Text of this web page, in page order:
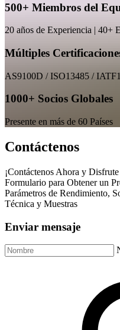
500+ Miembros del
20 años de Experiencia | 40+
Múltiples
AS9100D / ISO13485 /
1000+ Socios Globales
Presente en más de 60 Países
Contáctenos
¡Contáctenos Ahora y
Formulario para Obtener un
Parámetros de Rendimiento,
Técnica y Muestras
Enviar mensaje